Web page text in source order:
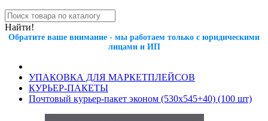
Найти!
Обратите ваше внимание - мы работаем только с юридическими
лицами и ИП
УПАКОВКА ДЛЯ МАРКЕТПЛЕЙСОВ
КУРЬЕР-ПАКЕТЫ
Почтовый курьер-пакет эконом (530x545+40) (100 шт)